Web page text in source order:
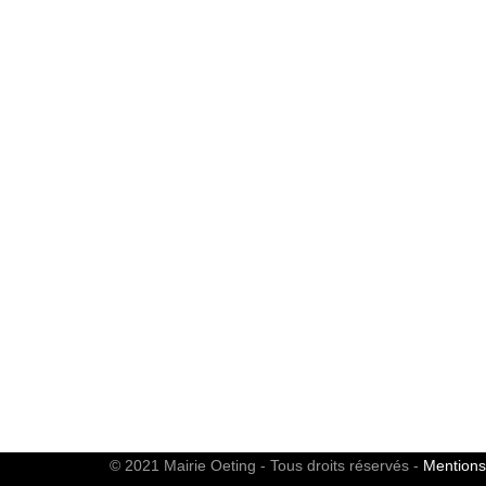
© 2021 Mairie Oeting - Tous droits réservés -